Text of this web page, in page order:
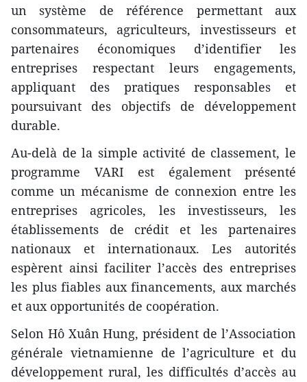
un système de référence permettant aux
consommateurs, agriculteurs, investisseurs et
partenaires économiques d’identifier les
entreprises respectant leurs engagements,
appliquant des pratiques responsables et
poursuivant des objectifs de développement
durable.
Au-delà de la simple activité de classement, le
programme VARI est également présenté
comme un mécanisme de connexion entre les
entreprises agricoles, les investisseurs, les
établissements de crédit et les partenaires
nationaux et internationaux. Les autorités
espèrent ainsi faciliter l’accès des entreprises
les plus fiables aux financements, aux marchés
et aux opportunités de coopération.
Selon Hô Xuân Hung, président de l’Association
générale vietnamienne de l’agriculture et du
développement rural, les difficultés d’accès au